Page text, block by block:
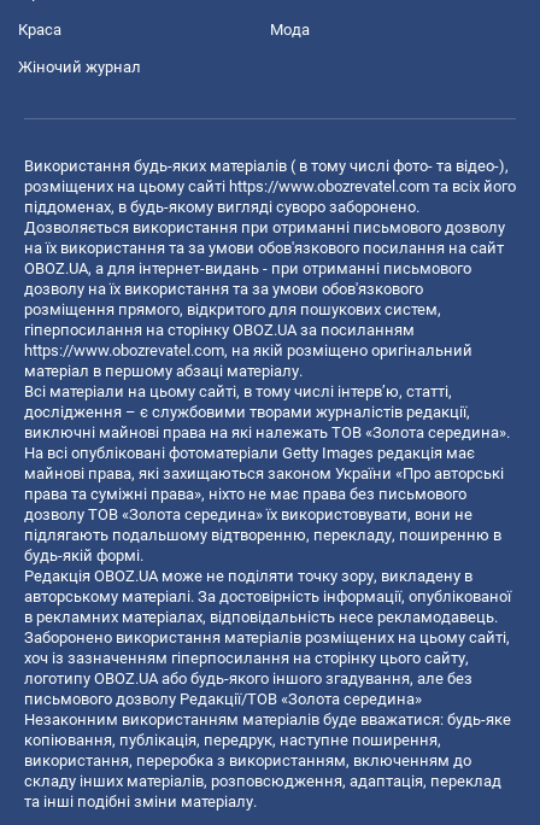
Краса Мода
Жіночий журнал
Використання будь-яких матеріалів ( в тому числі фото- та відео-),
розміщених на цьому сайті https://www.obozrevatel.com та всіх його
піддоменах, в будь-якому вигляді суворо заборонено.
Дозволяється використання при отриманні письмового дозволу
на їх використання та за умови обов'язкового посилання на сайт
OBOZ.UA, а для інтернет-видань - при отриманні письмового
дозволу на їх використання та за умови обов'язкового
розміщення прямого, відкритого для пошукових систем,
гіперпосилання на сторінку OBOZ.UA за посиланням
https://www.obozrevatel.com, на якій розміщено оригінальний
матеріал в першому абзаці матеріалу.
Всі матеріали на цьому сайті, в тому числі інтерв’ю, статті,
дослідження – є службовими творами журналістів редакції,
виключні майнові права на які належать ТОВ «Золота середина».
На всі опубліковані фотоматеріали Getty Images редакція має
майнові права, які захищаються законом України «Про авторські
права та суміжні права», ніхто не має права без письмового
дозволу ТОВ «Золота середина» їх використовувати, вони не
підлягають подальшому відтворенню, перекладу, поширенню в
будь-якій формі.
Редакція OBOZ.UA може не поділяти точку зору, викладену в
авторському матеріалі. За достовірність інформації, опублікованої
в рекламних матеріалах, відповідальність несе рекламодавець.
Заборонено використання матеріалів розміщених на цьому сайті,
хоч із зазначенням гіперпосилання на сторінку цього сайту,
логотипу OBOZ.UA або будь-якого іншого згадування, але без
письмового дозволу Редакції/ТОВ «Золота середина»
Незаконним використанням матеріалів буде вважатися: будь-яке
копiювання, публiкацiя, передрук, наступне поширення,
використання, переробка з використанням, включенням до
складу інших матеріалів, розповсюдження, адаптація, переклад
та інші подібні зміни матеріалу.